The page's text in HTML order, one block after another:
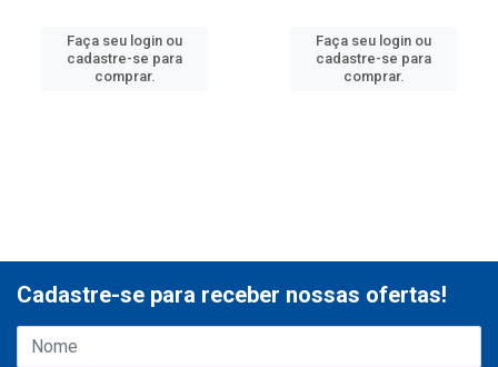
Faça seu login ou
cadastre-se para
comprar.
Faça seu login ou
cadastre-se para
comprar.
Cadastre-se para receber nossas ofertas!